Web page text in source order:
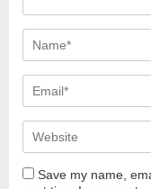
Save my name,